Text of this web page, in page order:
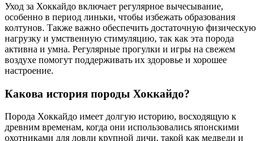
Уход за Хоккайдо включает регулярное вычесывание,
особенно в период линьки, чтобы избежать образования
колтунов. Также важно обеспечить достаточную физическую
нагрузку и умственную стимуляцию, так как эта порода
активна и умна. Регулярные прогулки и игры на свежем
воздухе помогут поддерживать их здоровье и хорошее
настроение.
Какова история породы Хоккайдо?
Порода Хоккайдо имеет долгую историю, восходящую к
древним временам, когда они использовались японскими
охотниками для ловли крупной дичи, такой как медведи и